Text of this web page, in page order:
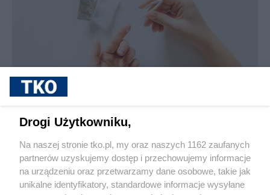
Jak rozpoznać, że soczewki kontaktowe są
Pokaż więcej
Drogi Użytkowniku,
Na naszej stronie tko.pl, my oraz naszych 1162 zaufanych
partnerów uzyskujemy dostęp i przechowujemy informacje
na urządzeniu oraz przetwarzamy dane osobowe, takie jak
unikalne identyfikatory, standardowe informacje wysyłane